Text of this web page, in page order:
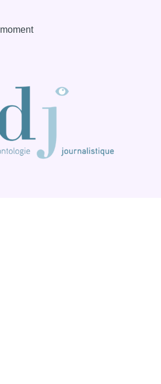
Instagram